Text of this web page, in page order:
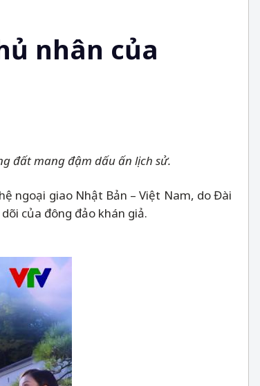
nhân của
đất mang đậm dấu ấn lịch sử.
ngoại giao Nhật Bản – Việt Nam, do Đài
của đông đảo khán giả.